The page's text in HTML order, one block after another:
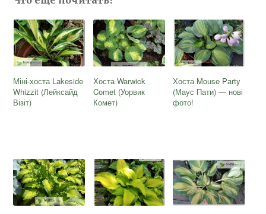
Міні-хоста Lakeside
Whizzit (Лейксайд
Візіт)
Хоста Warwick
Comet (Уорвик
Комет)
Хоста Mouse Party
(Маус Пати) — нові
фото!